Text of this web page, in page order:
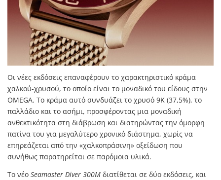
Οι νέες εκδόσεις επαναφέρουν το χαρακτηριστικό κράμα
χαλκού-χρυσού, το οποίο είναι το μοναδικό του είδους στην
OMEGA. Το κράμα αυτό συνδυάζει το χρυσό 9Κ (37,5%), το
παλλάδιο και το ασήμι, προσφέροντας μια μοναδική
ανθεκτικότητα στη διάβρωση και διατηρώντας την όμορφη
πατίνα του για μεγαλύτερο χρονικό διάστημα, χωρίς να
επηρεάζεται από την «χαλκοπράσινη» οξείδωση που
συνήθως παρατηρείται σε παρόμοια υλικά.
Το νέο Seamaster Diver 300M διατίθεται σε δύο εκδόσεις, και